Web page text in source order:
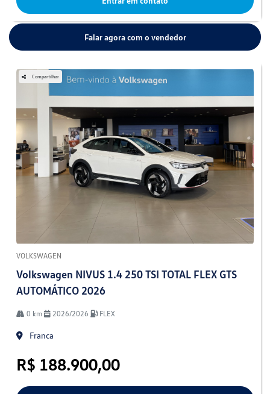
Falar agora com o vendedor
Compartilhar
VOLKSWAGEN
Volkswagen NIVUS 1.4 250 TSI TOTAL FLEX GTS
AUTOMÁTICO 2026
0 km 2026/2026 FLEX
Franca
R$ 188.900,00